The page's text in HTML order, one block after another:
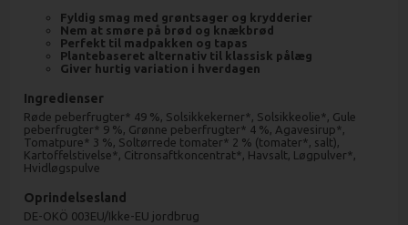
Fyldig smag med grøntsager og krydderier
Nem at smøre på brød og knækbrød
Perfekt til madpakken og tapas
Plantebaseret alternativ til klassisk pålæg
Giver hurtig variation i hverdagen
Ingredienser
Røde peberfrugter* 49 %, Solsikkekerner*, Solsikkeolie*, Gule
peberfrugter* 9 %, Grønne peberfrugter* 4 %, Agavesirup*,
Tomatpure* 3 %, Soltørrede tomater* 2 % (tomater*, salt),
Kartoffelstivelse*, Citronsaftkoncentrat*, Havsalt, Løgpulver*,
Hvidløgspulve
Oprindelsesland
DE-OKÖ 003EU/Ikke-EU jordbrug